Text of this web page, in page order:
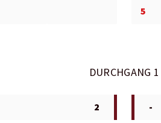
5
DURCHGANG 1
2 -